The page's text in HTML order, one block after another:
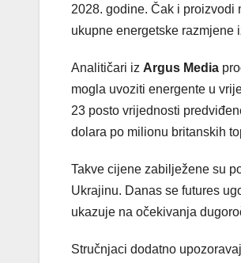
2028. godine. Čak i proizvodi
ukupne energetske razmjene
Analitičari iz Argus Media
mogla uvoziti energente u
23 posto vrijednosti
dolara po milionu britanskih
Takve cijene zabilježene su
Ukrajinu. Danas se futures
ukazuje na očekivanja
Stručnjaci dodatno